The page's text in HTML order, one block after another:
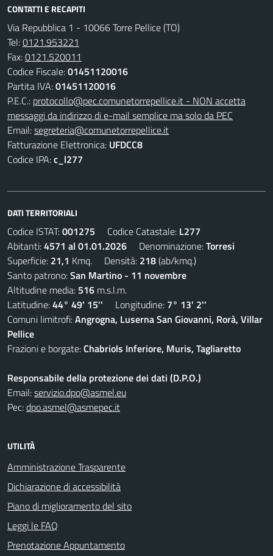
CONTATTI E RECAPITI
Via Repubblica 1 - 10066 Torre Pellice (TO)
Tel:0121.953221
Fax:0121.520011
Codice Fiscale:01451120016
Partita IVA:01451120016
P.E.C.: protocollo@pec.comunetorrepellice.it - NON accetta
messaggi da indirizzo di e-mail semplice ma solo da PEC
Email:segreteria@comunetorrepellice.it
Fatturazione Elettronica: UFDCC8
Codice IPA:c_l277
DATI TERRITORIALI
Codice ISTAT:001275 Codice Catastale: L277
Abitanti:4571 al 01.01.2026 Denominazione:Torresi
Superficie: 21,1 Kmq. Densità: 218(ab/kmq.)
Santo patrono:San Martino - 11 novembre
Altitudine media: 516 m.s.l.m.
Latitudine:44° 49' 15'' Longitudine: 7° 13' 2''
Comuni limitrofi:Angrogna, Luserna San Giovanni, Rorà, Villar
Pellice
Frazioni e borgate:Chabriols Inferiore, Muris, Tagliaretto
Responsabile della protezione dei dati (D.P.O.)
Email:servizio.dpo@asmel.eu
Pec:dpo.asmel@asmepec.it
UTILITÀ
Amministrazione Trasparente
Dichiarazione di accessibilità
Piano di miglioramento del sito
Leggi le FAQ
Prenotazione Appuntamento